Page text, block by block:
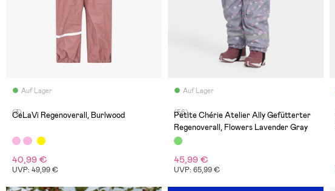
Auf Lager
(3)
CeLaVi Regenoverall, Burlwood
40,99 €
UVP: 49,99 €
Auf Lager
(56)
Petite Chérie Atelier Ally Gefütterter
Regenoverall, Flowers Lavender Gray
45,99 €
UVP: 65,99 €